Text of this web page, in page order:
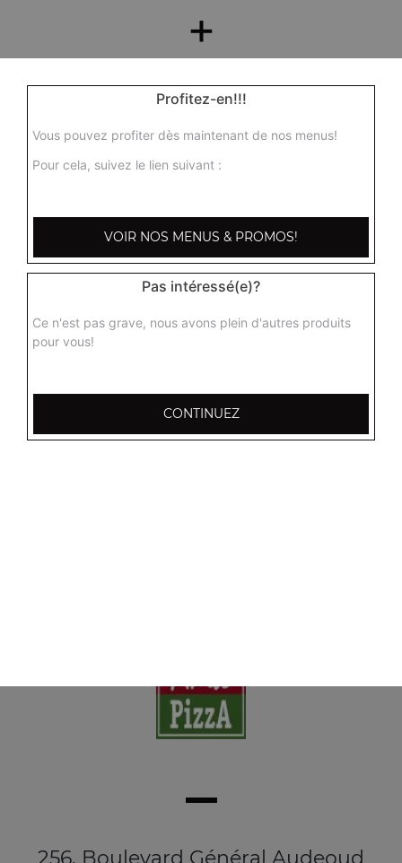
+
Nos Desserts
barre glacée mars, barre glacée twix, barre snickers
+
256, Boulevard Général Audeoud
Profitez-en!!!
Vous pouvez profiter dès maintenant de nos menus!
Pour cela, suivez le lien suivant :
VOIR NOS MENUS & PROMOS!
Pas intéressé(e)?
Ce n'est pas grave, nous avons plein d'autres produits
pour vous!
CONTINUEZ